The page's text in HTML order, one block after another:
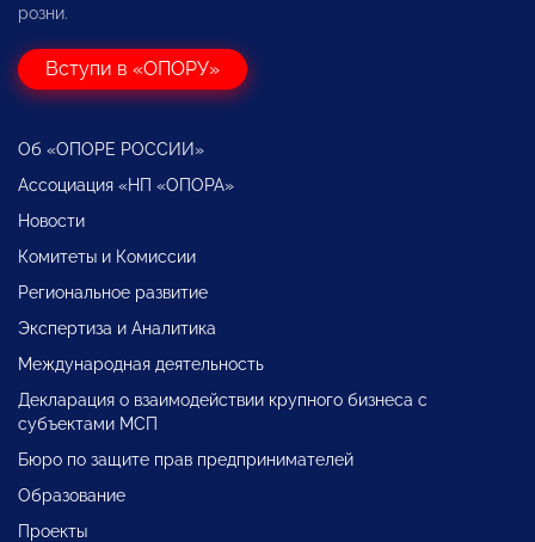
розни.
Вступи в «ОПОРУ»
Об «ОПОРЕ РОССИИ»
Ассоциация «НП «ОПОРА»
Новости
Комитеты и Комиссии
Региональное развитие
Экспертиза и Аналитика
Международная деятельность
Декларация о взаимодействии крупного бизнеса с
субъектами МСП
Бюро по защите прав предпринимателей
Образование
Проекты